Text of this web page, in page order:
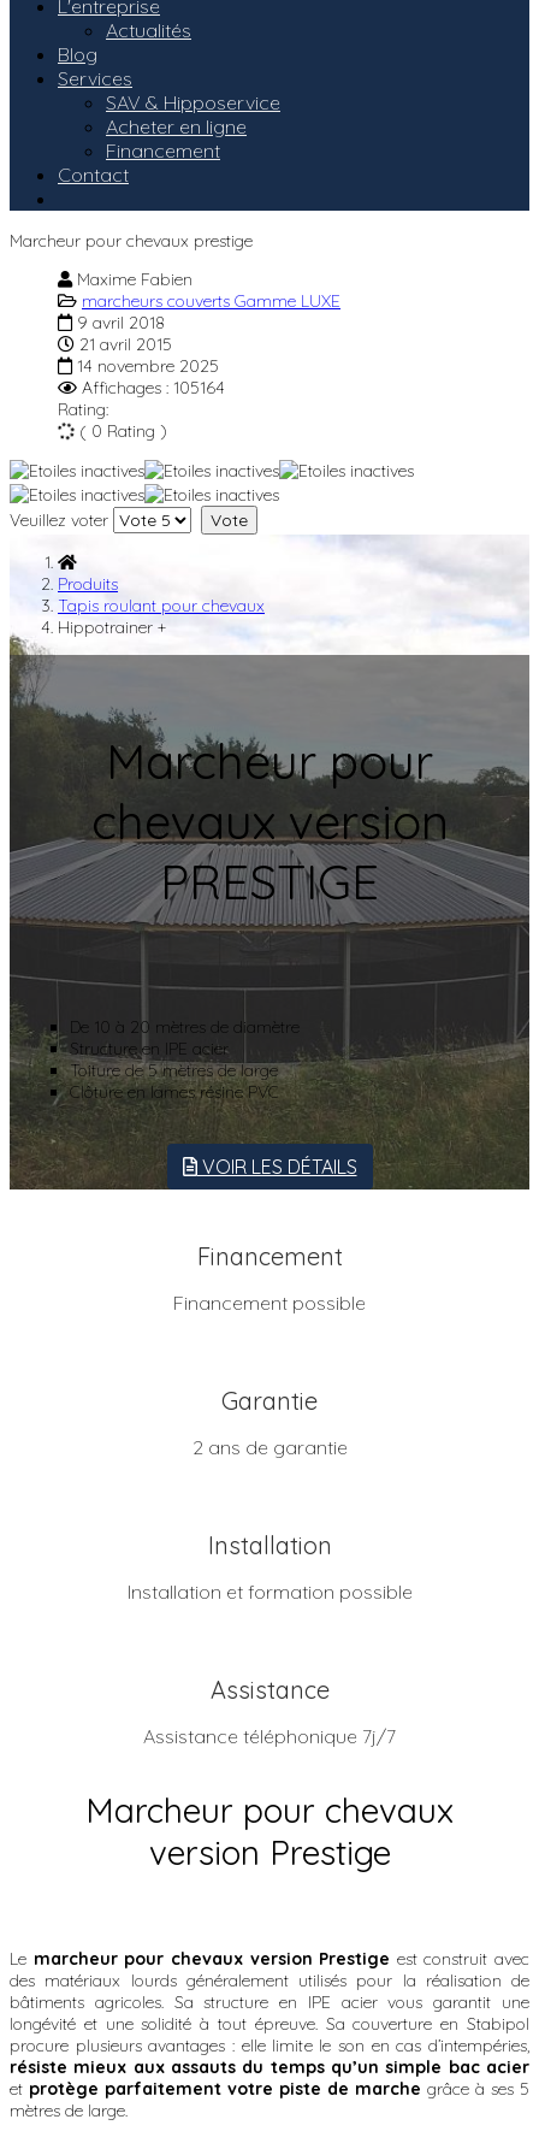
L'entreprise
Actualités
Blog
Services
SAV & Hipposervice
Acheter en ligne
Financement
Contact
Marcheur pour chevaux prestige
Maxime Fabien
marcheurs couverts Gamme LUXE
9 avril 2018
21 avril 2015
14 novembre 2025
Affichages : 105164
Rating:
( 0 Rating )
Veuillez voter
Produits
Tapis roulant pour chevaux
Hippotrainer +
Marcheur pour
chevaux version
PRESTIGE
De 10 à 20 mètres de diamètre
Structure en IPE acier
Toiture de 5 mètres de large
Clôture en lames résine PVC
VOIR LES DÉTAILS
Financement
Financement possible
Garantie
2 ans de garantie
Installation
Installation et formation possible
Assistance
Assistance téléphonique 7j/7
Marcheur pour chevaux
version Prestige
Le marcheur pour chevaux version Prestige est construit avec
des matériaux lourds généralement utilisés pour la réalisation de
bâtiments agricoles. Sa structure en IPE acier vous garantit une
longévité et une solidité à tout épreuve. Sa couverture en Stabipol
procure plusieurs avantages : elle limite le son en cas d’intempéries,
résiste mieux aux assauts du temps qu’un simple bac acier
et protège parfaitement votre piste de marche grâce à ses 5
mètres de large.